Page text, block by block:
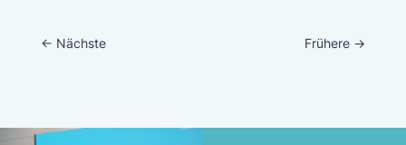
← Nächste Frühere →